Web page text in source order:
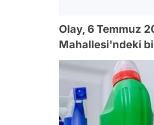
Olay, 6 Temmuz
Mahallesi'ndeki